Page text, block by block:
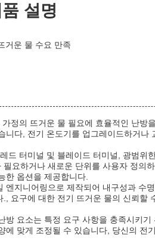
설명
거운 물 수요 만족
정의 뜨거운 물 필요에 효율적인 난방
다, 전기 온도기를 업그레이드하거나
드 터미널 및 블레이드 터미널, 광범위
요하거나 새로운 단위를 사용자 정의
한 옵션을 제공합니다.
지니어링으로 제작되어 내구성과 수
요구에 대한 전기 뜨거운 물의 신뢰할
요소는 특정 요구 사항을 충족시키기
맞게 조정될 수 있습니다, 당신의 전